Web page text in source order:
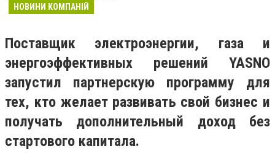
НОВИНИ КОМПАНІЙ
Поставщик электроэнергии, газа и
энергоэффективных решений YASNO
запустил партнерскую программу для
тех, кто желает развивать свой бизнес и
получать дополнительный доход без
стартового капитала.